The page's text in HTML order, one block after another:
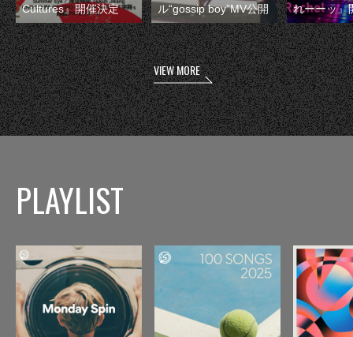
Cultures』開催決定
ル“gossip boy”MV公開
れーーッ』
VIEW MORE
PLAYLIST